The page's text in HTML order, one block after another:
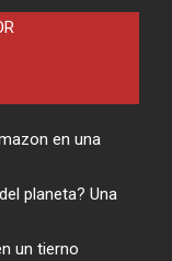
en una
planeta? Una
un tierno